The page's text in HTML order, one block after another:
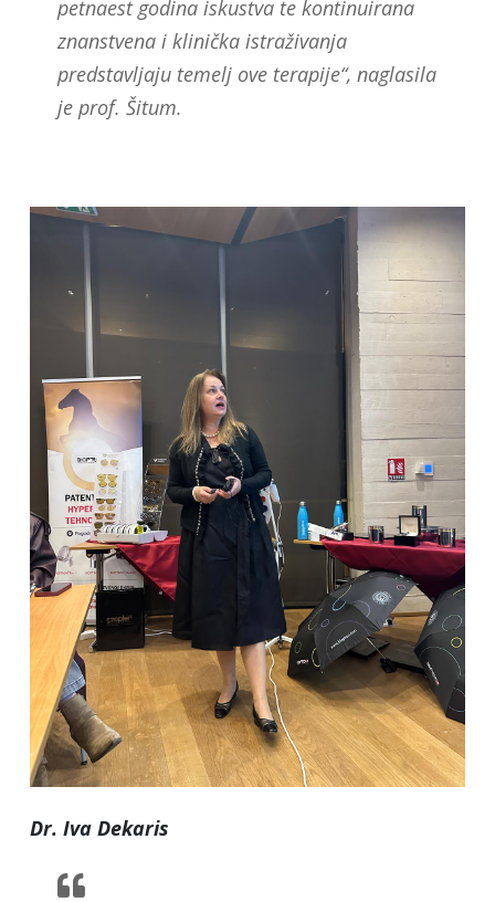
petnaest godina iskustva te kontinuirana
znanstvena i klinička istraživanja
predstavljaju temelj ove terapije“, naglasila
je prof. Šitum.
Dr. Iva Dekaris